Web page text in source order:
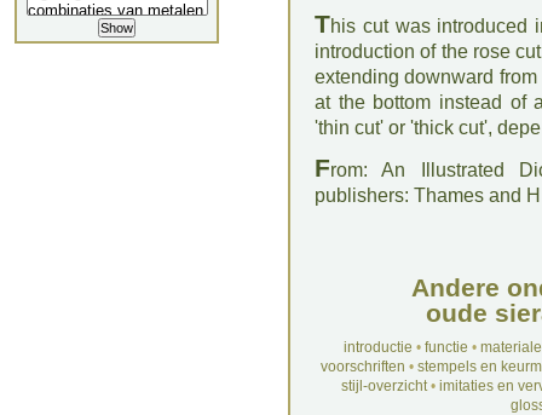
This cut was introduced
introduction of the rose
extending downward
at the bottom instead of
'thin cut' or 'thick cut',
From: An Illustrated
publishers: Thames and
Andere
oude
introductie • functie •
voorschriften • stempels en
stijl-overzicht• imitaties en